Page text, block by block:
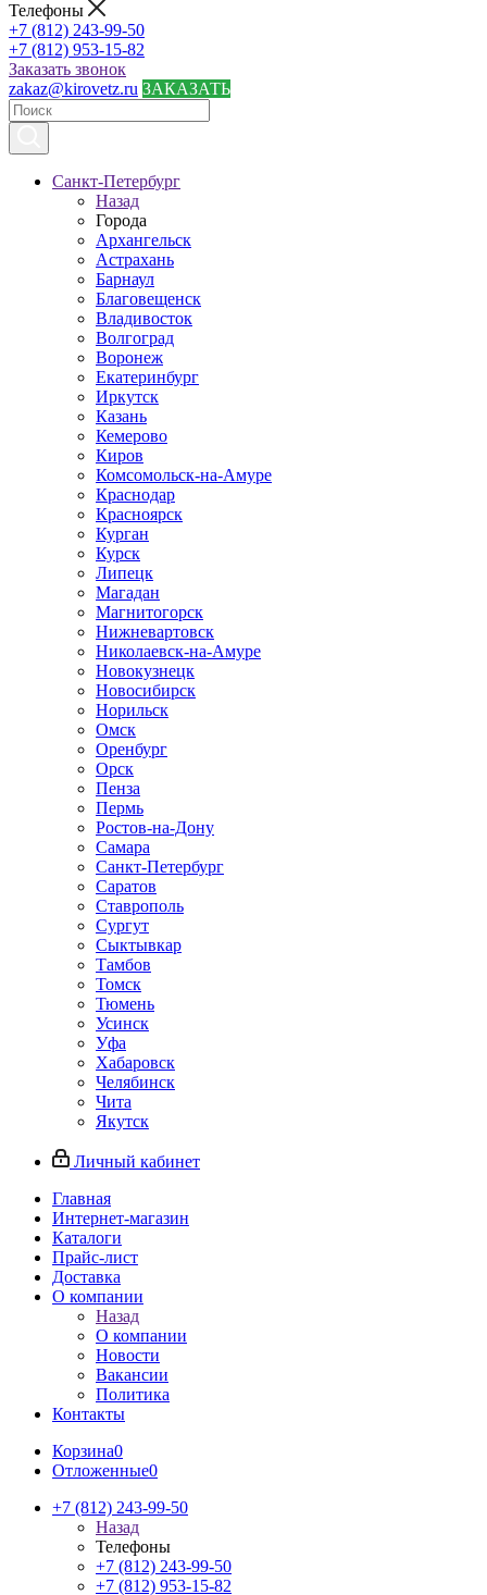
Телефоны
+7 (812) 243-99-50
+7 (812) 953-15-82
Заказать звонок
zakaz@kirovetz.ru ЗАКАЗАТЬ
Санкт-Петербург
Назад
Города
Архангельск
Астрахань
Барнаул
Благовещенск
Владивосток
Волгоград
Воронеж
Екатеринбург
Иркутск
Казань
Кемерово
Киров
Комсомольск-на-Амуре
Краснодар
Красноярск
Курган
Курск
Липецк
Магадан
Магнитогорск
Нижневартовск
Николаевск-на-Амуре
Новокузнецк
Новосибирск
Норильск
Омск
Оренбург
Орск
Пенза
Пермь
Ростов-на-Дону
Самара
Санкт-Петербург
Саратов
Ставрополь
Сургут
Сыктывкар
Тамбов
Томск
Тюмень
Усинск
Уфа
Хабаровск
Челябинск
Чита
Якутск
Личный кабинет
Главная
Интернет-магазин
Каталоги
Прайс-лист
Доставка
О компании
Назад
О компании
Новости
Вакансии
Политика
Контакты
Корзина0
Отложенные0
+7 (812) 243-99-50
Назад
Телефоны
+7 (812) 243-99-50
+7 (812) 953-15-82